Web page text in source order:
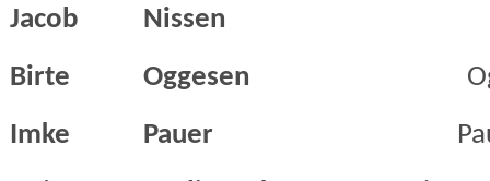
Jacob
Nissen
Birte
Oggesen
Imke
Pauer